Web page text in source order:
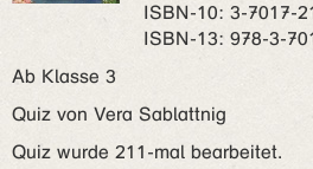
ISBN‑10: 3-7017-
ISBN‑13: 978-3-
Ab Klasse 3
Quiz von Vera Sablattnig
Quiz wurde 211-mal bearbeitet.